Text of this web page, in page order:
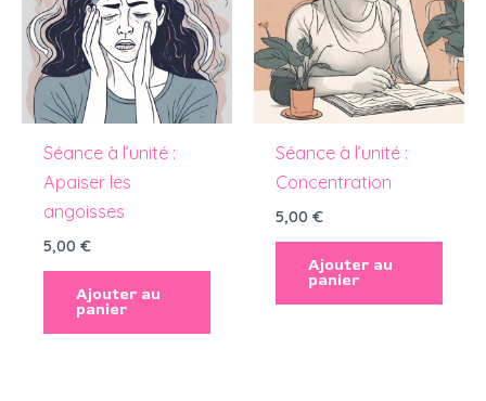
Séance à l’unité :
Apaiser les
angoisses
5,00 €
Ajouter au
panier
Séance à l’unité :
Concentration
5,00 €
Ajouter au
panier